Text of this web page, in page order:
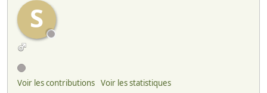
S
Voir les contributions Voir les statistiques